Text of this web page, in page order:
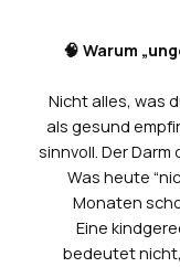
🧠 Warum
Nicht alles, was
als gesund
sinnvoll. Der
Was heute
Monaten
Eine
bedeutet